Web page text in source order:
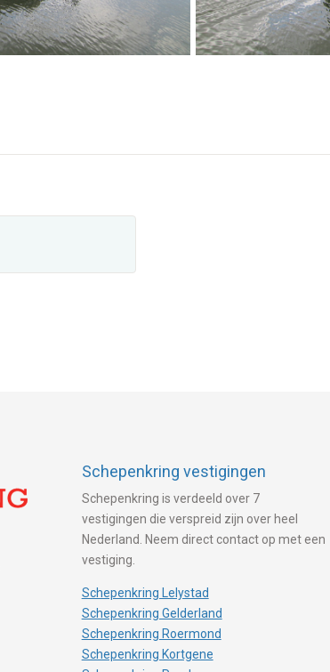
Schepenkring vestigingen
Schepenkring is verdeeld over 7
vestigingen die verspreid zijn over heel
Nederland. Neem direct contact op met een
vestiging.
Schepenkring Lelystad
Schepenkring Gelderland
Schepenkring Roermond
Schepenkring Kortgene